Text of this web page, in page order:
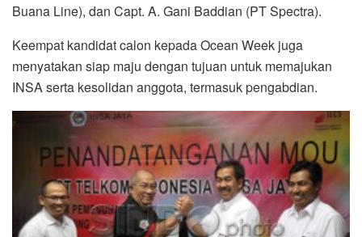
Buana Line), dan Capt. A. Gani Baddian (PT Spectra).
Keempat kandidat calon kepada Ocean Week juga
menyatakan siap maju dengan tujuan untuk memajukan
INSA serta kesolidan anggota, termasuk pengabdian.